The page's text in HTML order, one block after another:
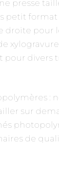
presse
petit format
droite pour
pour divers
:
sur
de